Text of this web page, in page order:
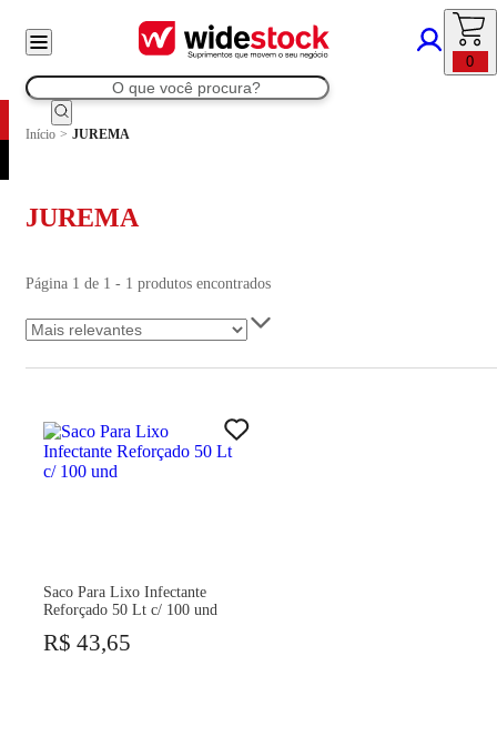
0
Início > JUREMA
JUREMA
Página 1 de 1 - 1 produtos encontrados
Saco Para Lixo Infectante
Reforçado 50 Lt c/ 100 und
R$ 43,65